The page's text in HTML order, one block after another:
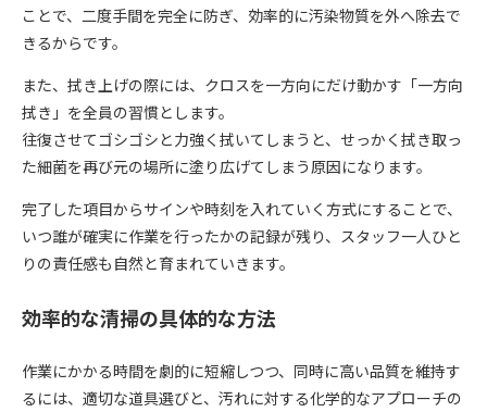
ことで、二度手間を完全に防ぎ、効率的に汚染物質を外へ除去で
きるからです。
また、拭き上げの際には、クロスを一方向にだけ動かす「一方向
拭き」を全員の習慣とします。
往復させてゴシゴシと力強く拭いてしまうと、せっかく拭き取っ
た細菌を再び元の場所に塗り広げてしまう原因になります。
完了した項目からサインや時刻を入れていく方式にすることで、
いつ誰が確実に作業を行ったかの記録が残り、スタッフ一人ひと
りの責任感も自然と育まれていきます。
効率的な清掃の具体的な方法
作業にかかる時間を劇的に短縮しつつ、同時に高い品質を維持す
るには、適切な道具選びと、汚れに対する化学的なアプローチの